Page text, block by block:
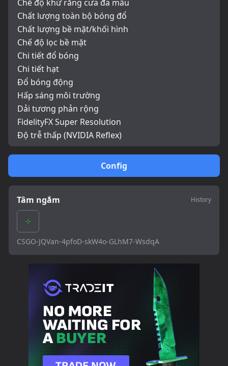
Config
Tâm ngắm History
CSGO-JQVan-4pfoD-skW4o-GLhM7-WsdqA
Chế độ khử răng cưa đa mẫu
Chất lượng toàn bộ bóng đổ
Chất lượng bề mặt/khối hình
Chế độ lọc bề mặt
Chi tiết đổ bóng
Chi tiết hạt
Đổ bóng động
Hấp sáng môi trường
Dải tương phản rộng
FidelityFX Super Resolution
Độ trễ thấp (NVIDIA Reflex)